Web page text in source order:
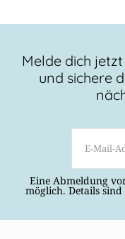
Melde dich
und sichere
Eine Abmeldung
möglich. Details